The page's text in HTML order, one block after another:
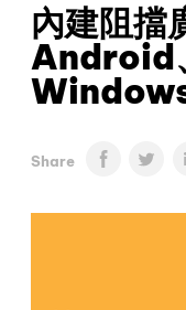
內建阻擋
Android
Share